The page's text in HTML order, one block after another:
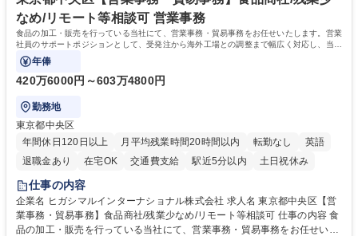
なめ/リモート等相談可 営業事務
食品の加工・販売を行っている当社にて、営業事務・貿易事務をお任せいたします。営業
社員のサポートポジションとして、受発注から海外工場との調整まで幅広く対応し、当社
事業の根幹を支えていただきます。
年俸
420万6000円～603万4800円
勤務地
東京都中央区
年間休日120日以上
月平均残業時間20時間以内 転勤なし
英語
退職金あり
在宅OK 交通費支給 駅近5分以内 土日祝休み
仕事の内容
企業名 ヒガシマルインターナショナル株式会社 求人名 東京都中央区【営
業事務・貿易事務】食品商社/残業少なめ/リモート等相談可 仕事の内容 食
品の加工・販売を行っている当社にて、営業事務・貿易事務をお任せいた